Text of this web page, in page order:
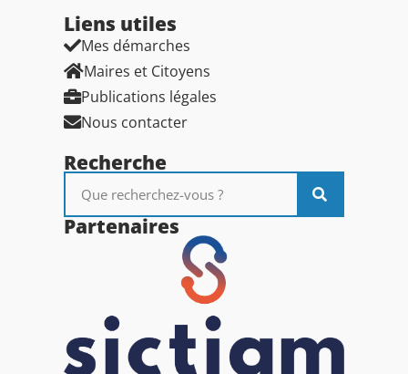
Liens utiles​
Mes démarches
Maires et Citoyens
Publications légales
Nous contacter
Recherche
Partenaires